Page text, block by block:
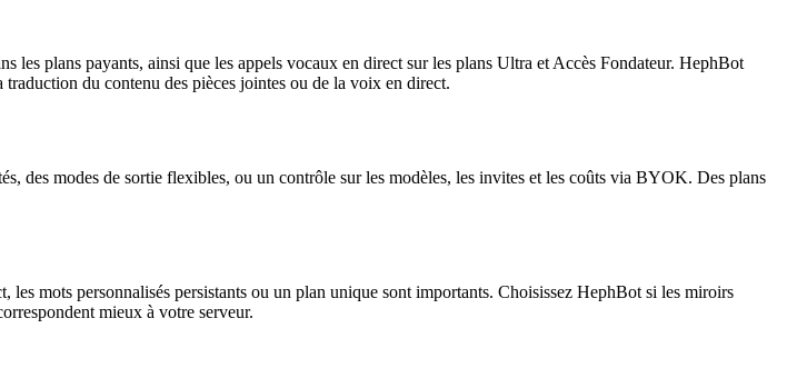
plans payants, ainsi que les appels vocaux en direct sur les plans Ultra et Accès Fondateur. HephBot
du contenu des pièces jointes ou de la voix en direct.
des modes de sortie flexibles, ou un contrôle sur les modèles, les invites et les coûts via BYOK. Des plans
mots personnalisés persistants ou un plan unique sont importants. Choisissez HephBot si les miroirs
mieux à votre serveur.